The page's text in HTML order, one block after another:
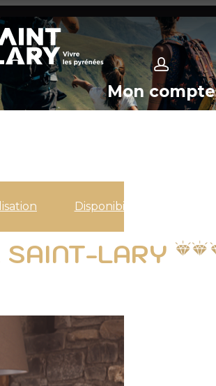
Mon compte
Disponibilités
SAINT-LARY